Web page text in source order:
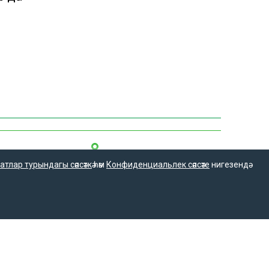
16+
турындагы сәясәткәһәм Конфиденциальлек сәясәте нигезендә